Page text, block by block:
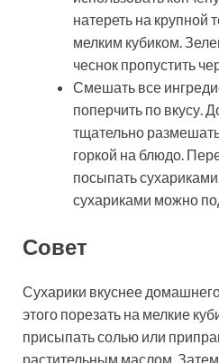
натереть на крупной
мелким кубиком.
чеснок пропустить
Смешать все
поперчить по вкусу.
тщательно
горкой на блюдо.
посыпать
сухариками можно
Совет
Сухарики вкуснее
этого порезать на мелкие
присыпать солью или
растительным маслом.